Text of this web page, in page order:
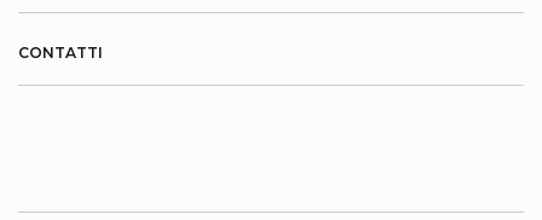
CONTATTI